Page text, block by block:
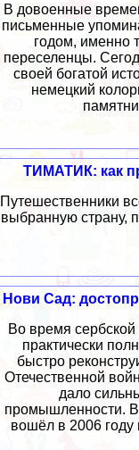
В довоенные
письменные
годом, именно
переселенцы.
своей богатой
немецкий
ТИМАТИК: как
Путешественники
выбранную страну,
Нови Сад:
Во время
практически
быстро
Отечественной
дало
промышленности. В
вошёл в 2006 году